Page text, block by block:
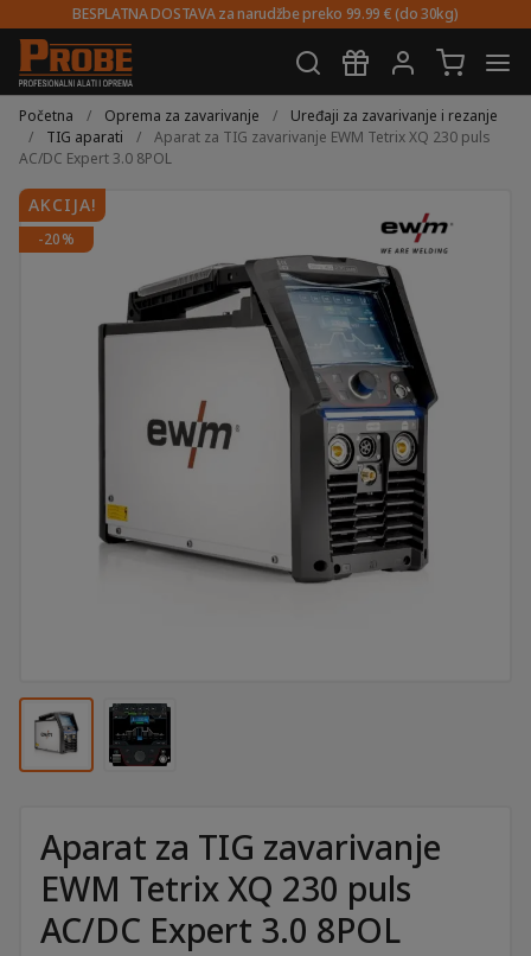
BESPLATNA DOSTAVA za narudžbe preko 99.99 € (do 30kg)
Preskoči
na
navigaciju
Skoči
do
sadržaja
Početna / Oprema za zavarivanje /
Uređaji za zavarivanje i rezanje
/
TIG aparati /
Aparat za TIG zavarivanje EWM Tetrix XQ 230 puls
AC/DC Expert 3.0 8POL
AKCIJA!
-20%
Aparat za TIG zavarivanje
EWM Tetrix XQ 230 puls
AC/DC Expert 3.0 8POL